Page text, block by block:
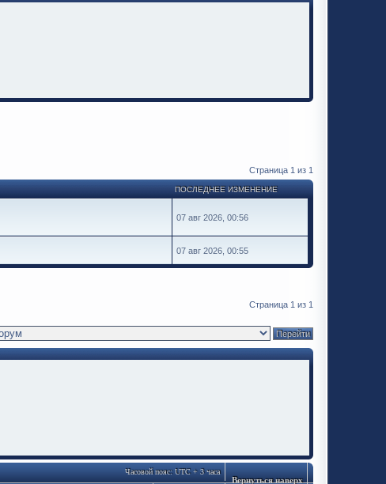
Страница 1 из 1
ПОСЛЕДНЕЕ ИЗМЕНЕНИЕ
07 авг 2026, 00:56
07 авг 2026, 00:55
Страница 1 из 1
Вернуться наверх
Часовой пояс: UTC + 3 часа